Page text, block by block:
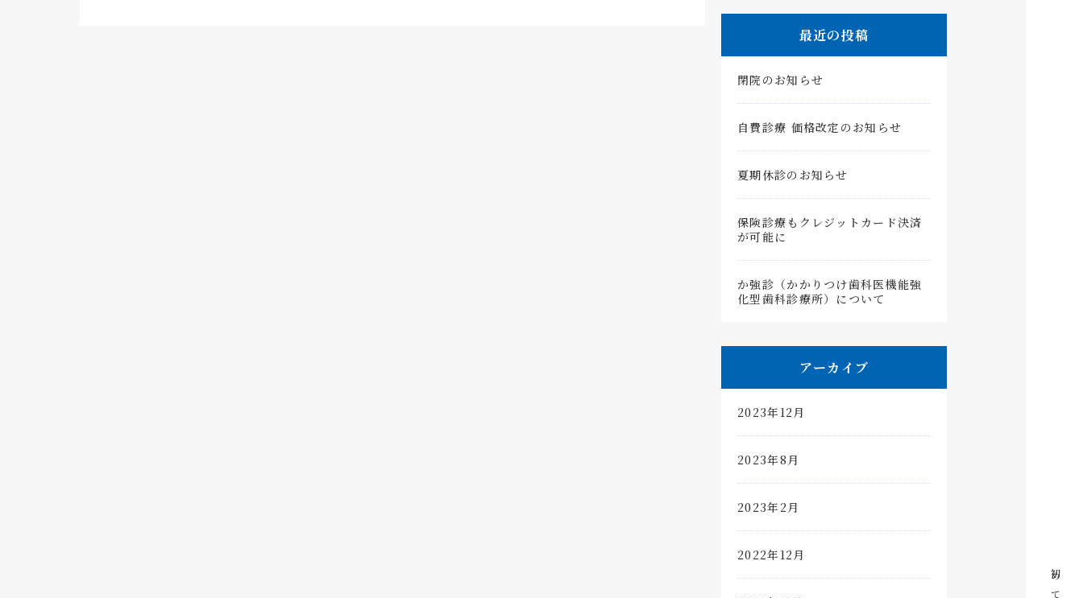
最近の投稿
閉院のお知らせ
自費診療 価格改定のお知らせ
夏期休診のお知らせ
保険診療もクレジットカード決済
が可能に
か強診（かかりつけ歯科医機能強
化型歯科診療所）について
アーカイブ
2023年12月
2023年8月
2023年2月
2022年12月